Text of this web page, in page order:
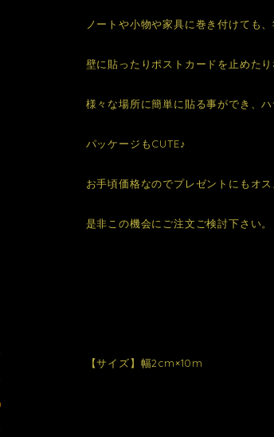
ノートや小物や家具に巻き付けても、
壁に貼ったりポストカードを止めた
様々な場所に簡単に貼る事ができ、
パッケージもCUTE♪
お手頃価格なのでプレゼントにもオス
是非この機会にご注文ご検討下さい。
【サイズ】幅2cm×10m